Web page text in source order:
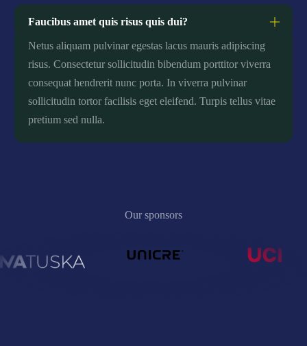
Faucibus amet quis risus quis dui?
Netus aliquam pulvinar egestas lacus mauris adipiscing
risus. Consectetur sollicitudin bibendum porttitor viverra
consequat hendrerit nunc porta. In viverra pulvinar
sollicitudin tortor facilisis eget eleifend. Turpis tellus vitae
pretium sed nulla.
Our sponsors